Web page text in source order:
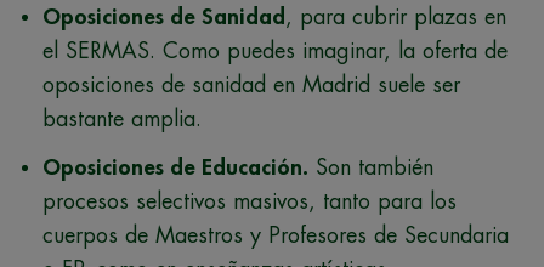
Oposiciones de Sanidad , para cubrir plazas en
el SERMAS. Como puedes imaginar, la oferta de
oposiciones de sanidad en Madrid suele ser
bastante amplia.
Oposiciones de Educación. Son también
procesos selectivos masivos, tanto para los
cuerpos de Maestros y Profesores de Secundaria